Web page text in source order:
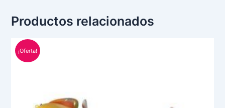
Productos relacionados
¡Oferta! precio
original